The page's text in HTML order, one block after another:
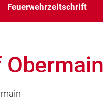
Feuerwehrzeitschrift